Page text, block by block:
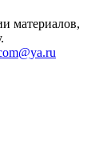
материалов,